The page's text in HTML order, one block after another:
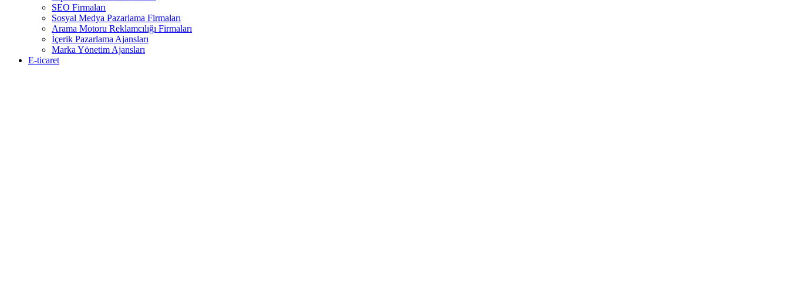
SEO Firmaları
Sosyal Medya Pazarlama Firmaları
Arama Motoru Reklamcılığı Firmaları
İçerik Pazarlama Ajansları
Marka Yönetim Ajansları
E-ticaret